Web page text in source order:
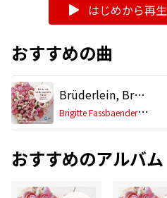
はじめから再生
おすすめの曲
Brüderlein, Brüderlein und Schwesterlein (Orlofsky, Eisenstein, Adele, Rosalinde, Frank, Falke, Chor), aus: Die Fledermaus · Operette in 3 Akten (1985 Remastered Version)
B
rigitte Fassbaender/Nicolai Gedda/Renate Holm /Anneliese Rothenberger/Walter Berry/Dietrich Fischer-Dieskau/Chor der Wiener Staatsoper in der Volksoper/Franz Gerstacker/Wiener Symphoniker/Willi Boskovsky
おすすめのアルバム